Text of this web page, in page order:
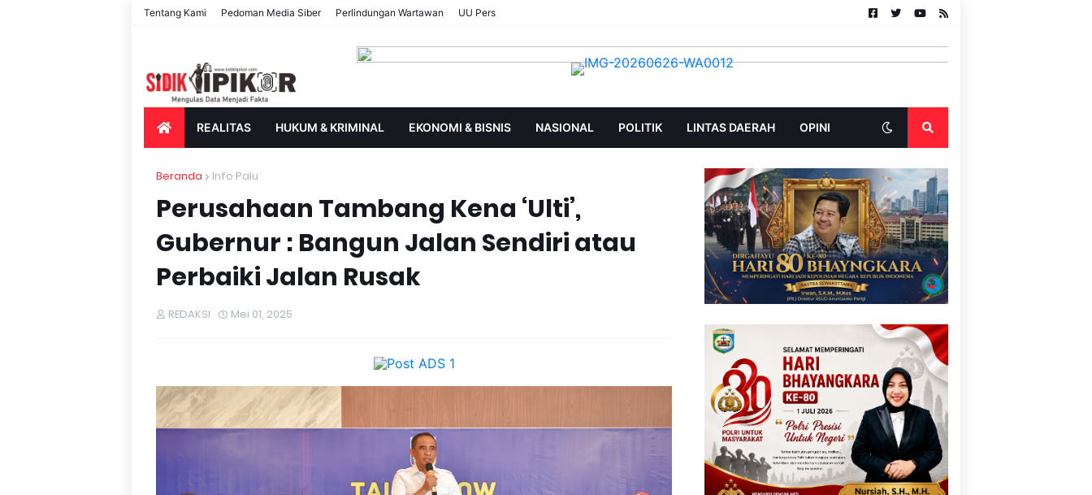
Tentang Kami Pedoman Media Siber Perlindungan Wartawan UU Pers
REALITAS HUKUM & KRIMINAL EKONOMI & BISNIS NASIONAL POLITIK LINTAS DAERAH OPINI
Beranda Info Palu
Perusahaan Tambang Kena ‘Ulti’,
Gubernur : Bangun Jalan Sendiri atau
Perbaiki Jalan Rusak
REDAKSI Mei 01, 2025